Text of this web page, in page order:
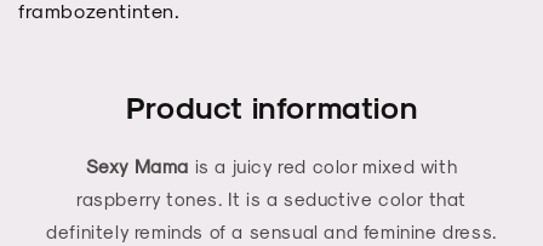
frambozentinten.
Product information
Sexy Mama is a juicy red color mixed with
raspberry tones. It is a seductive color that
definitely reminds of a sensual and feminine dress.